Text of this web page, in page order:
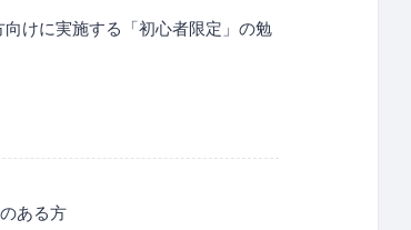
けに実施する「初心者限定」の勉
ある方